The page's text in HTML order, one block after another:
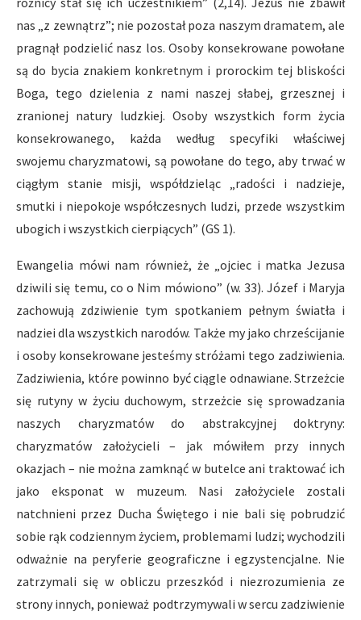
nas „z zewnątrz”; nie pozostał poza naszym dramatem, ale
pragnął podzielić nasz los. Osoby konsekrowane powołane
są do bycia znakiem konkretnym i prorockim tej bliskości
Boga, tego dzielenia z nami naszej słabej, grzesznej i
zranionej natury ludzkiej. Osoby wszystkich form życia
konsekrowanego, każda według specyfiki właściwej
swojemu charyzmatowi, są powołane do tego, aby trwać w
ciągłym stanie misji, współdzieląc „radości i nadzieje,
smutki i niepokoje współczesnych ludzi, przede wszystkim
ubogich i wszystkich cierpiących” (GS 1).
Ewangelia mówi nam również, że „ojciec i matka Jezusa
dziwili się temu, co o Nim mówiono” (w. 33). Józef i Maryja
zachowują zdziwienie tym spotkaniem pełnym światła i
nadziei dla wszystkich narodów. Także my jako chrześcijanie
i osoby konsekrowane jesteśmy stróżami tego zadziwienia.
Zadziwienia, które powinno być ciągle odnawiane. Strzeżcie
się rutyny w życiu duchowym, strzeżcie się sprowadzania
naszych charyzmatów do abstrakcyjnej doktryny:
charyzmatów założycieli – jak mówiłem przy innych
okazjach – nie można zamknąć w butelce ani traktować ich
jako eksponat w muzeum. Nasi założyciele zostali
natchnieni przez Ducha Świętego i nie bali się pobrudzić
sobie rąk codziennym życiem, problemami ludzi; wychodzili
odważnie na peryferie geograficzne i egzystencjalne. Nie
zatrzymali się w obliczu przeszkód i niezrozumienia ze
strony innych, ponieważ podtrzymywali w sercu zadziwienie